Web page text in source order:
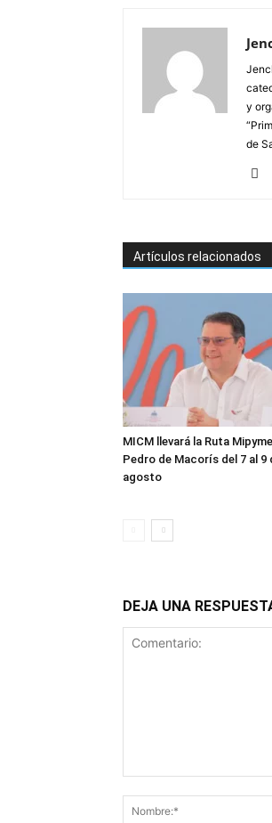
y
de
Artículos relacionados
MICM llevará la Ruta
Pedro de Macorís del 7 al 9
agosto
DEJA UNA